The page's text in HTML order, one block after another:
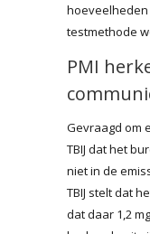
hoeveelheden
testmethode
PMI
Gevraagd om
TBIJ dat het
niet in de
TBIJ stelt dat
dat daar 1,2